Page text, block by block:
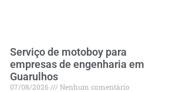
Serviço de motoboy para
empresas de engenharia em
Guarulhos
07/08/2026 Nenhum comentário